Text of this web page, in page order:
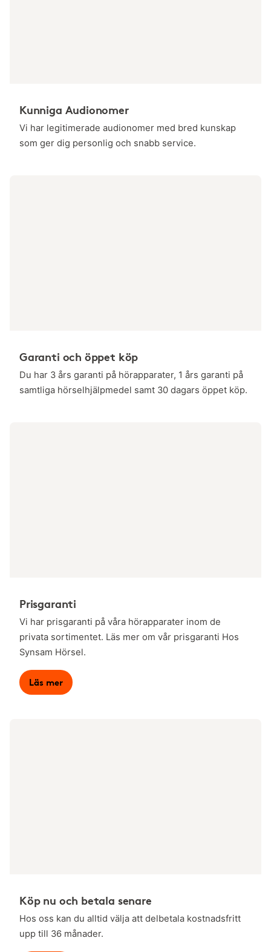
Kunniga Audionomer
Vi har legitimerade audionomer med bred kunskap
som ger dig personlig och snabb service.
Garanti och öppet köp
Du har 3 års garanti på hörapparater, 1 års garanti på
samtliga hörselhjälpmedel samt 30 dagars öppet köp.
Prisgaranti
Vi har prisgaranti på våra hörapparater inom de
privata sortimentet. Läs mer om vår prisgaranti Hos
Synsam Hörsel.
Läs mer
Köp nu och betala senare
Hos oss kan du alltid välja att delbetala kostnadsfritt
upp till 36 månader.